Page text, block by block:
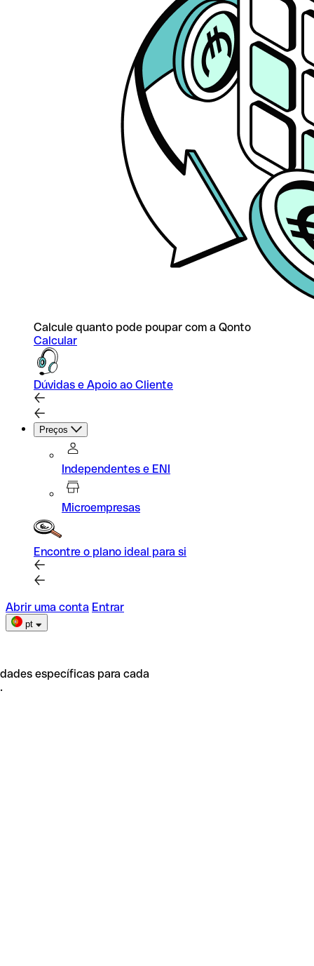
Calcule quanto pode poupar com a Qonto
Calcular
Dúvidas e Apoio ao Cliente
Preços
Independentes e ENI
Microempresas
Encontre o plano ideal para si
Abrir uma conta Entrar
pt
específicas para cada